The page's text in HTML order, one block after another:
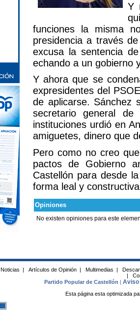
Y
funciones la misma
presidencia a través
excusa la sentencia
echando a un gobierno
Y ahora que se
expresidentes del
de aplicarse. Sánchez
secretario general
instituciones urdió en
amiguetes, dinero que
Pero como no creo
pactos de Gobierno
Castellón para desde
forma leal y
Opiniones
No existen opiniones para este
Noticias | Artículos de Opinión | Multimedias |
|
Partido Popular de Castellón |Aviso
Esta página esta optimizada